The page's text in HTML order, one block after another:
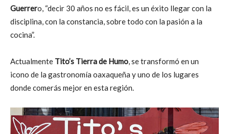
Guerrero, “decir 30 años no es fácil, es un éxito llegar con la
disciplina, con la constancia, sobre todo con la pasión a la
cocina”.
Actualmente Tito’s Tierra de Humo, se transformó en un
icono de la gastronomía oaxaqueña y uno de los lugares
donde comerás mejor en esta región.